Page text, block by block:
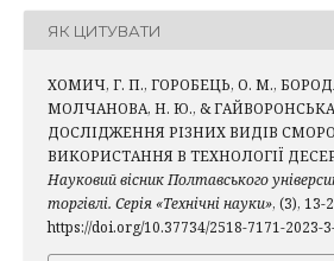
ЯК ЦИТУВАТИ
ХОМИЧ, Г. П., ГОРОБЕЦЬ, О. М.,
МОЛЧАНОВА, Н. Ю., & ГАЙВОРОНСЬКА,
ДОСЛІДЖЕННЯ РІЗНИХ ВИДІВ
ВИКОРИСТАННЯ В ТЕХНОЛОГІЇ
Науковий вісник Полтавського
торгівлі. Серія «Технічні науки», (3), 13-
https://doi.org/10.37734/2518-7171-2023-